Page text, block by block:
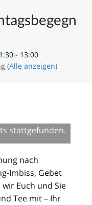
- 13:00
(Alle anzeigen)
stattgefunden.
nach
Imbiss, Gebet
Euch und Sie
Tee mit – Ihr